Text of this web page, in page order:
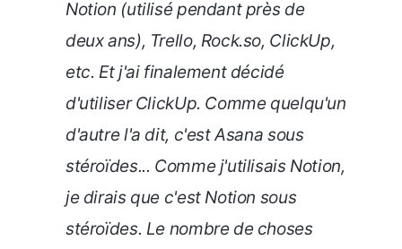
Notion (utilisé pendant près de
deux ans), Trello, Rock.so, ClickUp,
etc. Et j'ai finalement décidé
d'utiliser ClickUp. Comme quelqu'un
d'autre l'a dit, c'est Asana sous
stéroïdes... Comme j'utilisais Notion,
je dirais que c'est Notion sous
stéroïdes. Le nombre de choses